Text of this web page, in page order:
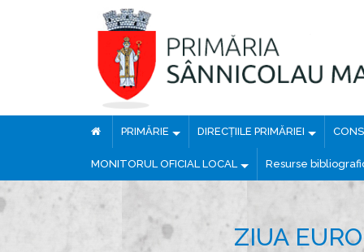
PRIMĂRIE DIRECȚIILE PRIMĂRIEI
MONITORUL OFICIAL LOCAL Resurse
ZIUA